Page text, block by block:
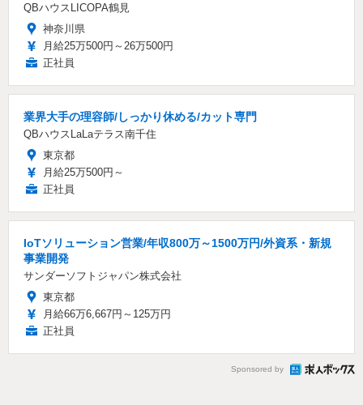
QBハウスLICOPA鶴見
神奈川県
月給25万500円～26万500円
正社員
業界大手の理容師/しっかり休める/カット専門
QBハウスLaLaテラス南千住
東京都
月給25万500円～
正社員
IoTソリューション営業/年収800万～1500万円/外資系・新規
事業開発
サンダーソフトジャパン株式会社
東京都
月給66万6,667円～125万円
正社員
Sponsored by